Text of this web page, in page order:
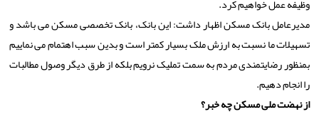
وظیفه عمل خواهیم کرد.
مدیرعامل بانک مسکن اظهار داشت: این بانک، بانک تخصصی مسکن می باشد و
تسهیلات ما نسبت به ارزش ملک بسیار کمتر است و بدین سبب اهتمام می نماییم
بمنظور رضایتمندی مردم به سمت تملیک نرویم بلکه از طرق دیگر وصول مطالبات
را انجام دهیم.
از نهضت ملی مسکن چه خبر؟